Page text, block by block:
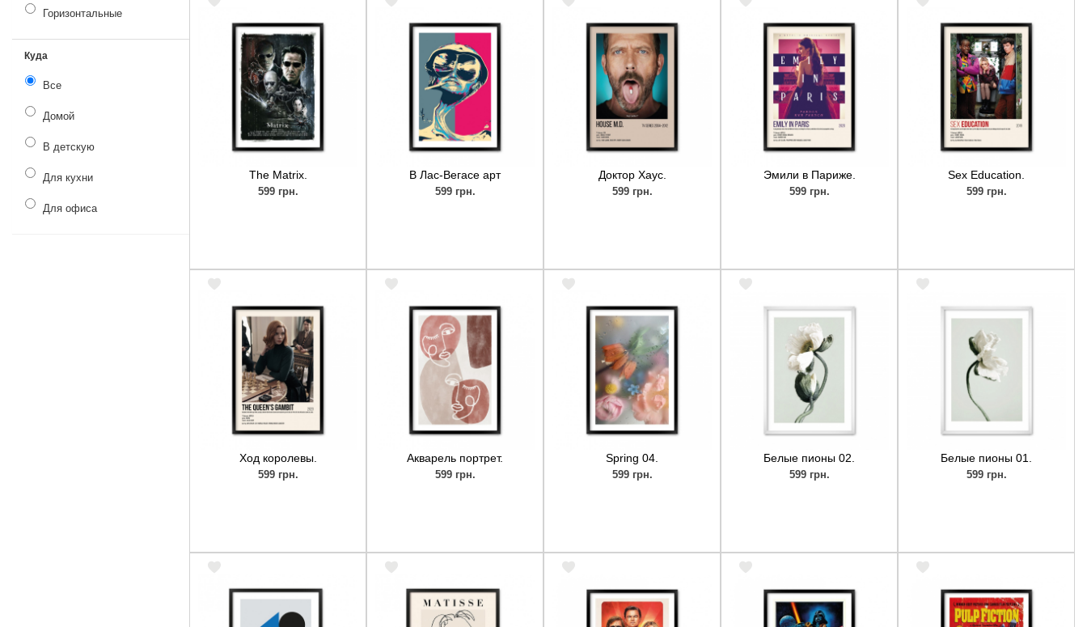
Горизонтальные
Куда
Все
Домой
В детскую
Для кухни
Для офиса
The Matrix.
599 грн.
В Лас-Вегасе арт
599 грн.
Доктор Хаус.
599 грн.
Эмили в Париже.
599 грн.
Sex Education.
599 грн.
Ход королевы.
599 грн.
Акварель портрет.
599 грн.
Spring 04.
599 грн.
Белые пионы 02.
599 грн.
Белые пионы 01.
599 грн.